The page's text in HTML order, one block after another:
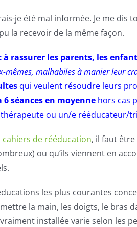
je été mal informée. Je me dis
la recevoir de la même façon.
à rassurer les parents, les
mêmes, malhabiles à manier leur
qui veulent résoudre leurs
6 séancesen moyenne hors cas
ou un/e rééducateur/
cahiers de rééducation, il faut
ou qu’ils viennent en
les plus courantes
la main, les doigts, le bras
installée varie selon les